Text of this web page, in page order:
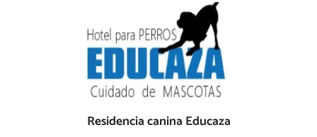
Residencia canina Educaza